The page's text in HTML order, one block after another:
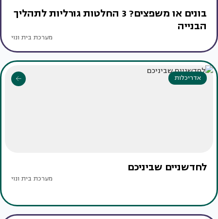
בונים או משפצים? 3 החלטות גורליות לתהליך
הבנייה
מערכת בית ונוי
אדריכלות
לחדשניים שביניכם
מערכת בית ונוי